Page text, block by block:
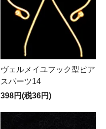
ヴェルメイユフック型ピア
スパーツ14
398円(税36円)